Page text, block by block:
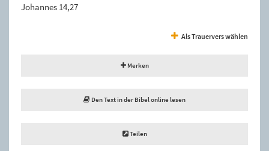
Johannes 14,27
Als Trauervers wählen
Merken
Den Text in der Bibel online lesen
Teilen